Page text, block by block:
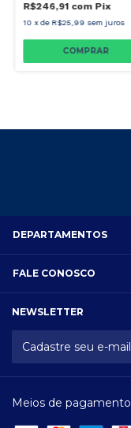
R$246,91 com Pix
10 xde R$25,99 sem juros
DEPARTAMENTOS
FALE CONOSCO
NEWSLETTER
Meios de pagamento